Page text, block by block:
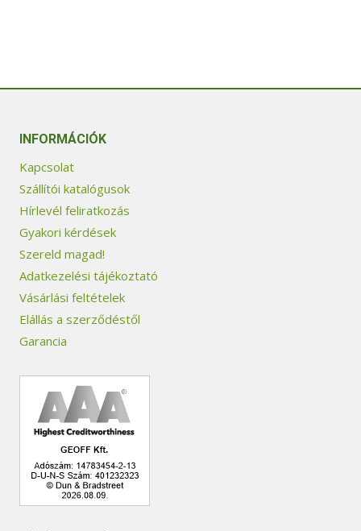
INFORMÁCIÓK
Kapcsolat
Szállítói katalógusok
Hírlevél feliratkozás
Gyakori kérdések
Szereld magad!
Adatkezelési tájékoztató
Vásárlási feltételek
Elállás a szerződéstől
Garancia